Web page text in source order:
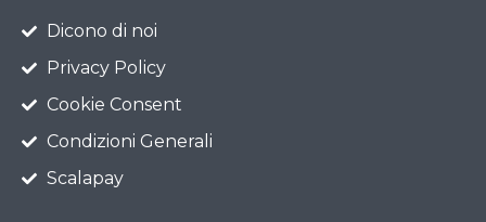
Dicono di noi
Privacy Policy
Cookie Consent
Condizioni Generali
Scalapay